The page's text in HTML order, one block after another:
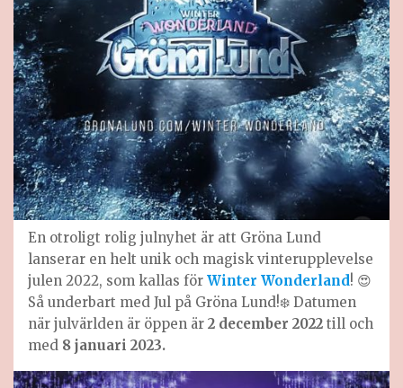
En otroligt rolig julnyhet är att Gröna Lund
lanserar en helt unik och magisk vinterupplevelse
julen 2022, som kallas för Winter Wonderland! 😍
Så underbart med Jul på Gröna Lund!❄️ Datumen
när julvärlden är öppen är 2 december 2022 till och
med 8 januari 2023.